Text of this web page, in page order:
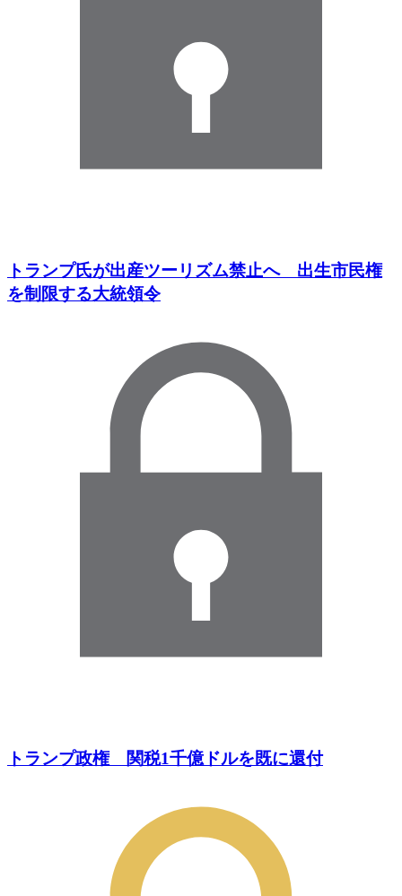
トランプ氏が出産ツーリズム禁止へ 出生市民権
を制限する大統領令
トランプ政権 関税1千億ドルを既に還付